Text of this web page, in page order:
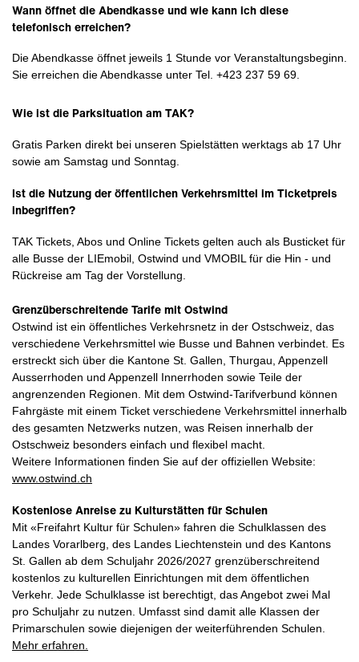
Wann öffnet die Abendkasse und wie kann ich diese
telefonisch erreichen?
Die Abendkasse öffnet jeweils 1 Stunde vor Veranstaltungsbeginn.
Sie erreichen die Abendkasse unter Tel. +423 237 59 69.
Wie ist die Parksituation am TAK?
Gratis Parken direkt bei unseren Spielstätten werktags ab 17 Uhr
sowie am Samstag und Sonntag.
Ist die Nutzung der öffentlichen Verkehrsmittel im Ticketpreis
inbegriffen?
TAK Tickets, Abos und Online Tickets gelten auch als Busticket für
alle Busse der LIEmobil, Ostwind und VMOBIL für die Hin - und
Rückreise am Tag der Vorstellung.
Grenzüberschreitende Tarife mit Ostwind
Ostwind ist ein öffentliches Verkehrsnetz in der Ostschweiz, das
verschiedene Verkehrsmittel wie Busse und Bahnen verbindet. Es
erstreckt sich über die Kantone St. Gallen, Thurgau, Appenzell
Ausserrhoden und Appenzell Innerrhoden sowie Teile der
angrenzenden Regionen. Mit dem Ostwind-Tarifverbund können
Fahrgäste mit einem Ticket verschiedene Verkehrsmittel innerhalb
des gesamten Netzwerks nutzen, was Reisen innerhalb der
Ostschweiz besonders einfach und flexibel macht.
Weitere Informationen finden Sie auf der offiziellen Website:
www.ostwind.ch
Kostenlose Anreise zu Kulturstätten für Schulen
Mit «Freifahrt Kultur für Schulen» fahren die Schulklassen des
Landes Vorarlberg, des Landes Liechtenstein und des Kantons
St. Gallen ab dem Schuljahr 2026/2027 grenzüberschreitend
kostenlos zu kulturellen Einrichtungen mit dem öffentlichen
Verkehr. Jede Schulklasse ist berechtigt, das Angebot zwei Mal
pro Schuljahr zu nutzen. Umfasst sind damit alle Klassen der
Primarschulen sowie diejenigen der weiterführenden Schulen.
Mehr erfahren.